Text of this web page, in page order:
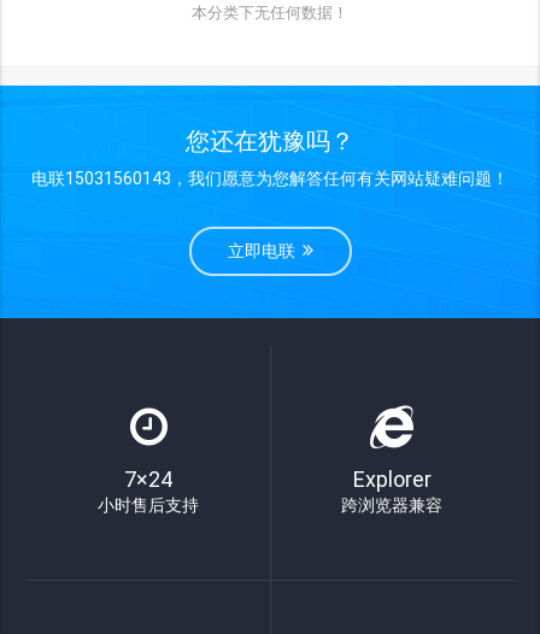
本分类下无任何数据！
您还在犹豫吗？
电联15031560143，我们愿意为您解答任何有关网站疑难问题！
立即电联
7×24
小时售后支持
Explorer
跨浏览器兼容